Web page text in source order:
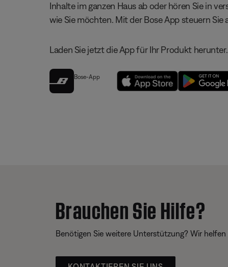
Inhalte im ganzen Haus ab oder hören Sie in
wie Sie möchten. Mit der Bose App steuern
Laden Sie jetzt die App für Ihr Produkt herunter.
Bose-App
Brauchen Sie Hilfe?
Benötigen Sie weitere Unterstützung? Wir helfen